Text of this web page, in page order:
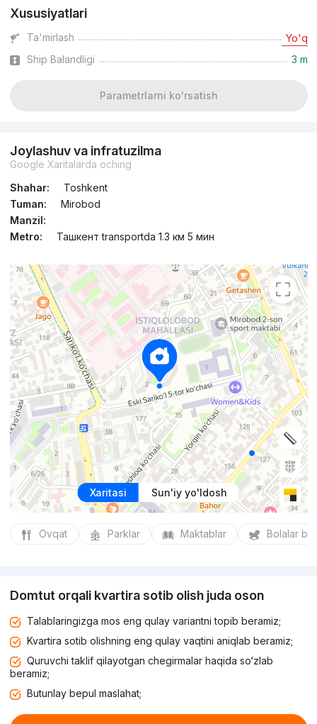
Xususiyatlari
Ta'mirlash Yo'q
Ship Balandligi 3 m
Parametrlarni ko'rsatish
Joylashuv va infratuzilma
Google Xaritalarda oching
Shahar:
Toshkent
Tuman:
Mirobod
Manzil:
Metro:
Ташкент transportda 1.3 км 5 мин
Xaritasi Sun'iy yo'ldosh
Ovqat Parklar Maktablar Bolalar
Domtut orqali kvartira sotib olish juda oson
Talablaringizga mos eng qulay variantni topib beramiz;
Kvartira sotib olishning eng qulay vaqtini aniqlab beramiz;
Quruvchi taklif qilayotgan chegirmalar haqida so‘zlab
beramiz;
Butunlay bepul maslahat;